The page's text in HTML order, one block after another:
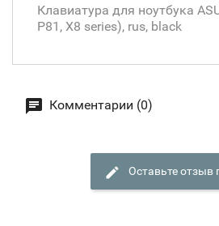
Клавиатура для ноутбука
P81, X8 series), rus, black
Комментарии (0)
Оставьте отзыв